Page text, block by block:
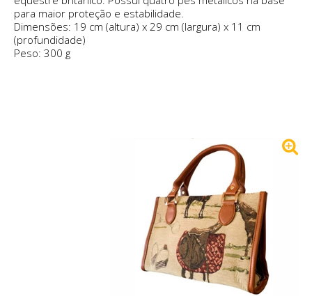
para maior proteção e estabilidade.
Dimensões: 19 cm (altura) x 29 cm (largura) x 11 cm
(profundidade)
Peso: 300 g